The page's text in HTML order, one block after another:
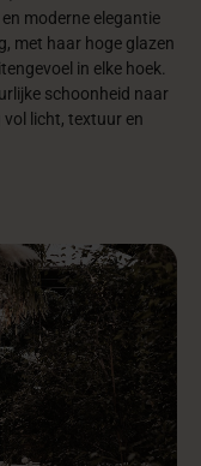
moderne elegantie
met haar hoge glazen
in elke hoek.
schoonheid naar
licht, textuur en